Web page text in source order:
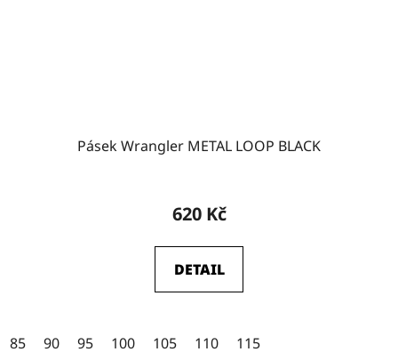
Pásek Wrangler METAL LOOP BLACK
hodnocení
je
4,5
hvězdiček.
620 Kč
DETAIL
85 90 95 100 105 110 115